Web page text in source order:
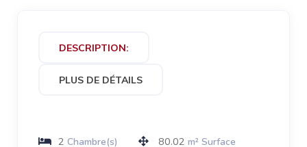
DESCRIPTION:
PLUS DE DÉTAILS
2 Chambre(s) 80.02 m² Surface